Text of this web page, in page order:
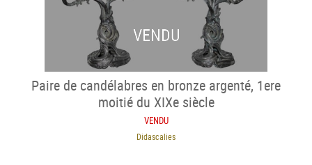
VENDU
Paire de candélabres en bronze argenté, 1ere
moitié du XIXe siècle
VENDU
Didascalies